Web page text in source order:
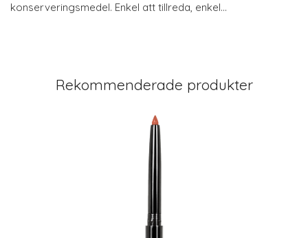
konserveringsmedel. Enkel att tillreda, enkel…
Rekommenderade produkter